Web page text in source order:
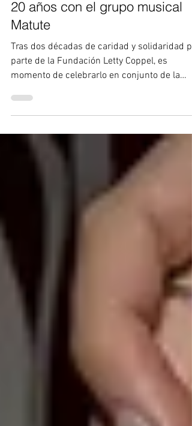
11 ene 2024
1 min de lectura
Fundación Letty Coppel celebra
20 años con el grupo musical
Matute
parte de la Fundación Letty Coppel, es
momento de celebrarlo en conjunto de la